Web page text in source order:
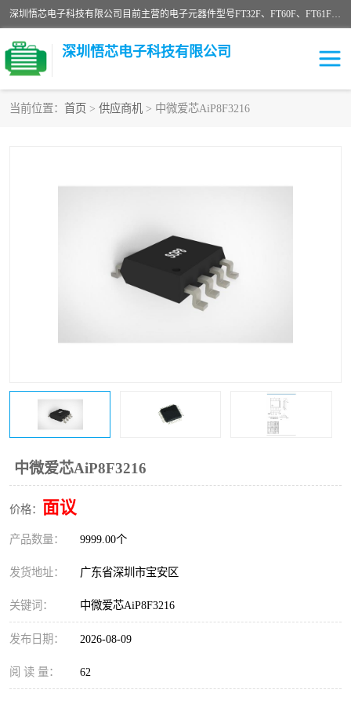
深圳悟芯电子科技有限公司目前主营的电子元器件型号FT32F、FT60F、FT61F、FT62F、FT64F、FT61FC、MCU EEPROM MOS LDO 稳压管 触摸IC DC-DC AC-DC 协议IC等，广泛应用于LED射灯、LED日光灯、等诸多领域。
深圳悟芯电子科技有限公司
当前位置： 首页 > 供应商机 > 中微爱芯AiP8F3216
中微爱芯AiP8F3216
价格： 面议
产品数量： 9999.00个
发货地址： 广东省深圳市宝安区
关键词： 中微爱芯AiP8F3216
发布日期： 2026-08-09
阅 读 量： 62
FT61F
FT64F
FT61F022
FT61F021